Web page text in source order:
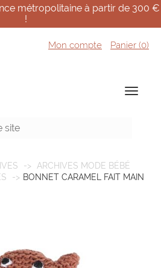
métropolitaine à partir de 300 €
!
Mon compte Panier (0)
ARCHIVES MODE BÉBÉ
BONNET CARAMEL FAIT MAIN